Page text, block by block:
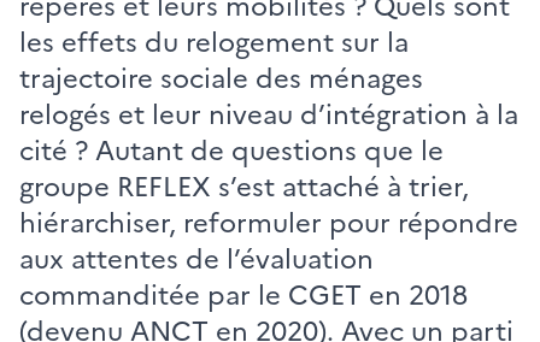
les effets du relogement sur la
trajectoire sociale des ménages
relogés et leur niveau d’intégration à la
cité ? Autant de questions que le
groupe REFLEX s’est attaché à trier,
hiérarchiser, reformuler pour répondre
aux attentes de l’évaluation
commanditée par le CGET en 2018
(devenu ANCT en 2020). Avec un parti